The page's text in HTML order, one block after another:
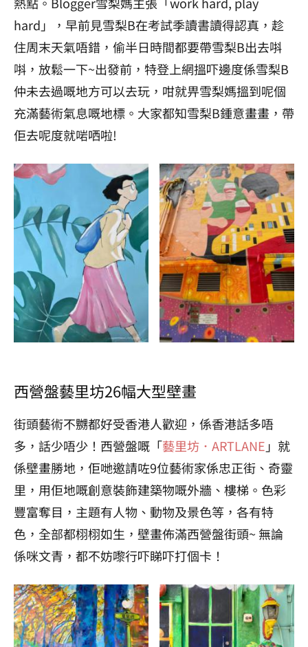
hard」，早前見雪梨B在考試季讀書讀得認真，趁
住周末天氣唔錯，偷半日時間都要帶雪梨B出去唞
唞，放鬆一下~出發前，特登上網搵吓邊度係雪梨B
仲未去過嘅地方可以去玩，咁就畀雪梨媽搵到呢個
充滿藝術氣息嘅地標。大家都知雪梨B鍾意畫畫，帶
佢去呢度就啱哂啦!
西營盤藝里坊26幅大型壁畫
街頭藝術不嬲都好受香港人歡迎，係香港話多唔
多，話少唔少！西營盤嘅「藝里坊．ARTLANE 」就
係壁畫勝地，佢哋邀請咗9位藝術家係忠正街、奇靈
里，用佢地嘅創意裝飾建築物嘅外牆、樓梯。色彩
豐富奪目，主題有人物、動物及景色等，各有特
色，全部都栩栩如生，壁畫佈滿西營盤街頭~ 無論
係咪文青，都不妨嚟行吓睇吓打個卡！